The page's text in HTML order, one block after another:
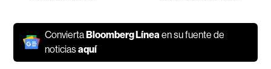
ConviertaBloomberg Línea en su fuente de
noticiasaquí